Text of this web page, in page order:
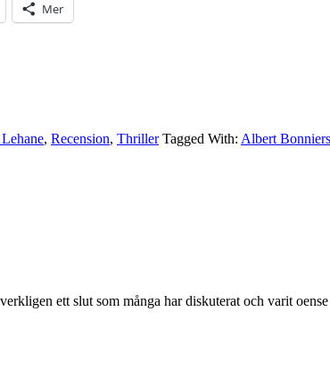
Mer
, Recension, Thriller Tagged With: Albert Bonniers
ett slut som många har diskuterat och varit